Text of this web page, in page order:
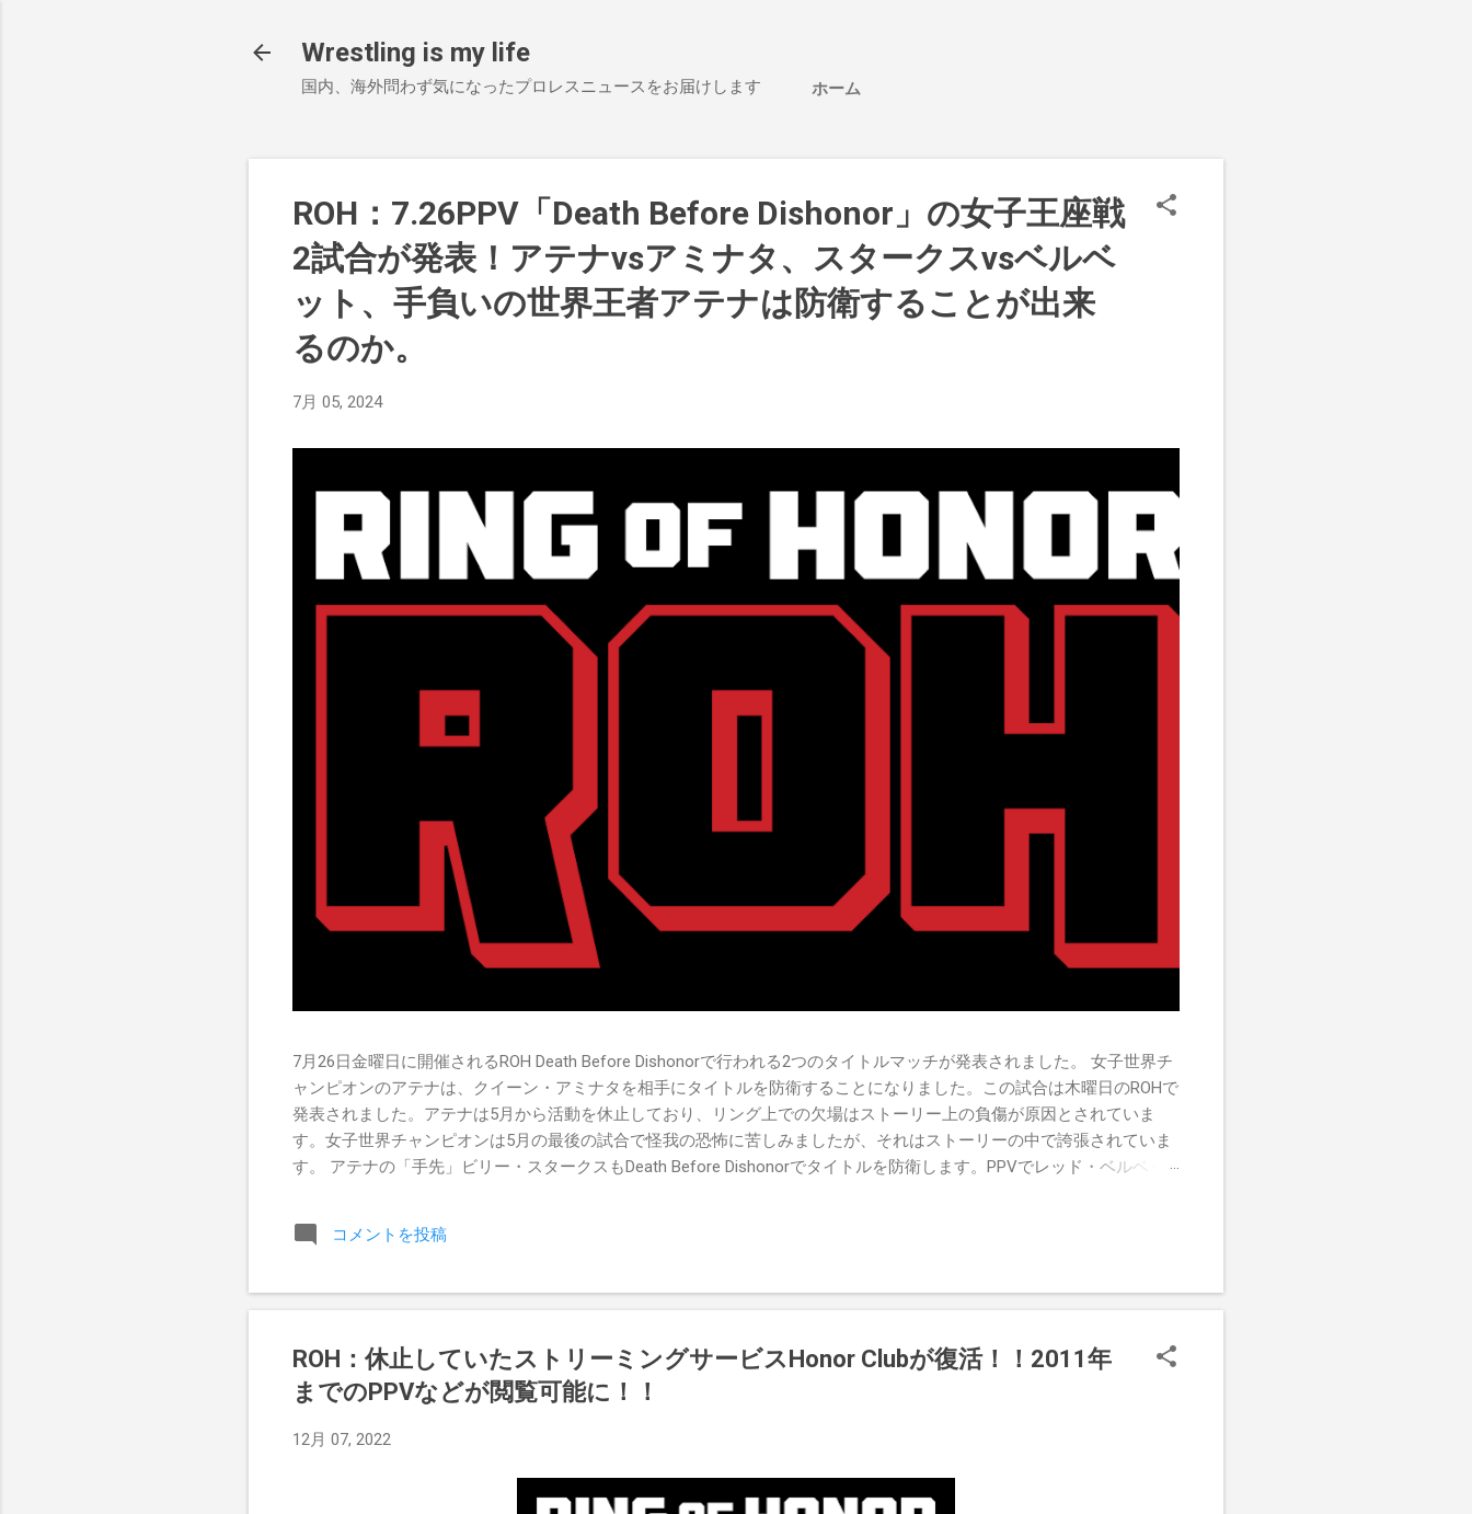
Wrestling is my life
国内、海外問わず気になったプロレスニュースをお届けします ホーム
ROH：7.26PPV「Death Before Dishonor」の女子王座戦
2試合が発表！アテナvsアミナタ、スタークスvsベルベ
ット、手負いの世界王者アテナは防衛することが出来
るのか。
7月 05, 2024
7月26日金曜日に開催されるROH Death Before Dishonorで行われる2つのタイトルマッチが発表されました。 女子世界チ
ャンピオンのアテナは、クイーン・アミナタを相手にタイトルを防衛することになりました。この試合は木曜日のROHで
発表されました。アテナは5月から活動を休止しており、リング上での欠場はストーリー上の負傷が原因とされていま
す。女子世界チャンピオンは5月の最後の試合で怪我の恐怖に苦しみましたが、それはストーリーの中で誇張されていま
す。 アテナの「手先」ビリー・スタークスもDeath Before Dishonorでタイトルを防衛します。PPVでレッド・ベルベッ
Championship Proving Groundの試合でウィーラー・ユータとタイムリミットで引き分けたので、チャンピオンシップへ
のチャンスを手に入れましたが、まだPPVでは公式に発表されていません。 Wrestling Observer
コメントを投稿
ROH：休止していたストリーミングサービスHonor Clubが復活！！2011年
までのPPVなどが閲覧可能に！！
12月 07, 2022